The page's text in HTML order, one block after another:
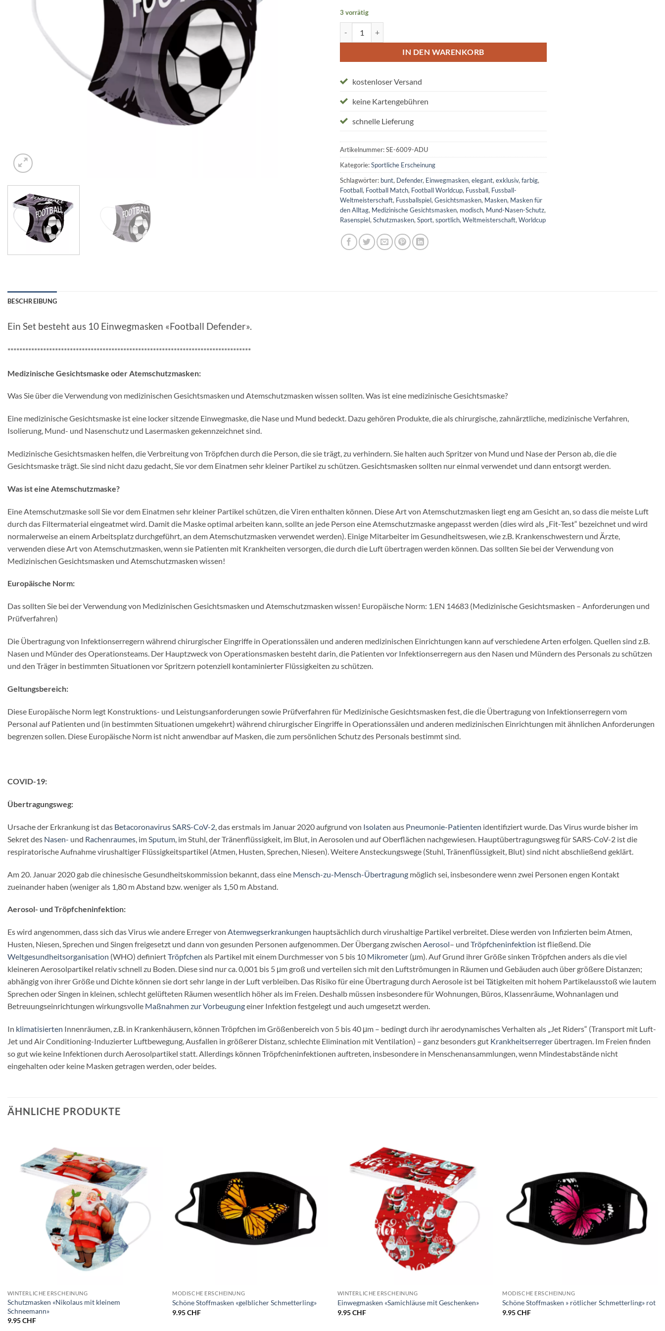
3 vorrätig
IN DEN WARENKORB
kostenloser Versand
keine Kartengebühren
schnelle Lieferung
Artikelnummer:SE-6009-ADU
Kategorie:Sportliche Erscheinung
Schlagwörter: bunt, Defender, Einwegmasken, elegant, exklusiv, farbig,
Football, Football Match, Football Worldcup, Fussball, Fussball-
Weltmeisterschaft, Fussballspiel, Gesichtsmasken, Masken, Masken für
den Alltag, Medizinische Gesichtsmasken, modisch, Mund-Nasen-Schutz,
Rasenspiel, Schutzmasken, Sport, sportlich, Weltmeisterschaft, Worldcup
BESCHREIBUNG
Ein Set besteht aus 10 Einwegmasken «Football Defender».
**********************************************************************************
Medizinische Gesichtsmaske oder Atemschutzmasken:
Was Sie über die Verwendung von medizinischen Gesichtsmasken und Atemschutzmasken wissen sollten. Was ist eine medizinische Gesichtsmaske?
Eine medizinische Gesichtsmaske ist eine locker sitzende Einwegmaske, die Nase und Mund bedeckt. Dazu gehören Produkte, die als chirurgische, zahnärztliche, medizinische Verfahren,
Isolierung, Mund- und Nasenschutz und Lasermasken gekennzeichnet sind.
Medizinische Gesichtsmasken helfen, die Verbreitung von Tröpfchen durch die Person, die sie trägt, zu verhindern. Sie halten auch Spritzer von Mund und Nase der Person ab, die die
Gesichtsmaske trägt. Sie sind nicht dazu gedacht, Sie vor dem Einatmen sehr kleiner Partikel zu schützen. Gesichtsmasken sollten nur einmal verwendet und dann entsorgt werden.
Was ist eine Atemschutzmaske?
Eine Atemschutzmaske soll Sie vor dem Einatmen sehr kleiner Partikel schützen, die Viren enthalten können. Diese Art von Atemschutzmasken liegt eng am Gesicht an, so dass die meiste Luft
durch das Filtermaterial eingeatmet wird. Damit die Maske optimal arbeiten kann, sollte an jede Person eine Atemschutzmaske angepasst werden (dies wird als „Fit-Test“ bezeichnet und wird
normalerweise an einem Arbeitsplatz durchgeführt, an dem Atemschutzmasken verwendet werden). Einige Mitarbeiter im Gesundheitswesen, wie z.B. Krankenschwestern und Ärzte,
verwenden diese Art von Atemschutzmasken, wenn sie Patienten mit Krankheiten versorgen, die durch die Luft übertragen werden können. Das sollten Sie bei der Verwendung von
Medizinischen Gesichtsmasken und Atemschutzmasken wissen!
Europäische Norm:
Das sollten Sie bei der Verwendung von Medizinischen Gesichtsmasken und Atemschutzmasken wissen! Europäische Norm: 1.EN 14683 (Medizinische Gesichtsmasken – Anforderungen und
Prüfverfahren)
Die Übertragung von Infektionserregern während chirurgischer Eingriffe in Operationssälen und anderen medizinischen Einrichtungen kann auf verschiedene Arten erfolgen. Quellen sind z.B.
Nasen und Münder des Operationsteams. Der Hauptzweck von Operationsmasken besteht darin, die Patienten vor Infektionserregern aus den Nasen und Mündern des Personals zu schützen
und den Träger in bestimmten Situationen vor Spritzern potenziell kontaminierter Flüssigkeiten zu schützen.
Geltungsbereich:
Diese Europäische Norm legt Konstruktions- und Leistungsanforderungen sowie Prüfverfahren für Medizinische Gesichtsmasken fest, die die Übertragung von Infektionserregern vom
Personal auf Patienten und (in bestimmten Situationen umgekehrt) während chirurgischer Eingriffe in Operationssälen und anderen medizinischen Einrichtungen mit ähnlichen Anforderungen
begrenzen sollen. Diese Europäische Norm ist nicht anwendbar auf Masken, die zum persönlichen Schutz des Personals bestimmt sind.
COVID-19:
Übertragungsweg:
Ursache der Erkrankung ist das Betacoronavirus SARS-CoV-2 , das erstmals im Januar 2020 aufgrund von Isolaten aus Pneumonie-Patienten identifiziert wurde. Das Virus wurde bisher im
Sekret des Nasen- und Rachenraumes , im Sputum , im Stuhl, der Tränenflüssigkeit, im Blut, in Aerosolen und auf Oberflächen nachgewiesen. Hauptübertragungsweg für SARS-CoV-2 ist die
respiratorische Aufnahme virushaltiger Flüssigkeitspartikel (Atmen, Husten, Sprechen, Niesen). Weitere Ansteckungswege (Stuhl, Tränenflüssigkeit, Blut) sind nicht abschließend geklärt.
Am 20. Januar 2020 gab die chinesische Gesundheitskommission bekannt, dass eine Mensch-zu-Mensch-Übertragung möglich sei, insbesondere wenn zwei Personen engen Kontakt
zueinander haben (weniger als 1,80 m Abstand bzw. weniger als 1,50 m Abstand.
Aerosol- und Tröpfcheninfektion:
Es wird angenommen, dass sich das Virus wie andere Erreger von Atemwegserkrankungen hauptsächlich durch virushaltige Partikel verbreitet. Diese werden von Infizierten beim Atmen,
Husten, Niesen, Sprechen und Singen freigesetzt und dann von gesunden Personen aufgenommen. Der Übergang zwischen Aerosol– und Tröpfcheninfektion ist fließend. Die
Weltgesundheitsorganisation (WHO) definiertTröpfchen als Partikel mit einem Durchmesser von 5 bis 10 Mikrometer (μm). Auf Grund ihrer Größe sinken Tröpfchen anders als die viel
kleineren Aerosolpartikel relativ schnell zu Boden. Diese sind nur ca. 0,001 bis 5 μm groß und verteilen sich mit den Luftströmungen in Räumen und Gebäuden auch über größere Distanzen;
abhängig von ihrer Größe und Dichte können sie dort sehr lange in der Luft verbleiben. Das Risiko für eine Übertragung durch Aerosole ist bei Tätigkeiten mit hohem Partikelausstoß wie lautem
Sprechen oder Singen in kleinen, schlecht gelüfteten Räumen wesentlich höher als im Freien. Deshalb müssen insbesondere für Wohnungen, Büros, Klassenräume, Wohnanlagen und
Betreuungseinrichtungen wirkungsvolle Maßnahmen zur Vorbeugungeiner Infektion festgelegt und auch umgesetzt werden.
In klimatisierten Innenräumen, z.B. in Krankenhäusern, können Tröpfchen im Größenbereich von 5 bis 40 μm – bedingt durch ihr aerodynamisches Verhalten als „Jet Riders“ (Transport mit Luft-
Jet und Air Conditioning-Induzierter Luftbewegung, Ausfallen in größerer Distanz, schlechte Elimination mit Ventilation) – ganz besonders gut Krankheitserreger übertragen. Im Freien finden
so gut wie keine Infektionen durch Aerosolpartikel statt. Allerdings können Tröpfcheninfektionen auftreten, insbesondere in Menschenansammlungen, wenn Mindestabstände nicht
eingehalten oder keine Masken getragen werden, oder beides.
ÄHNLICHE PRODUKTE
WINTERLICHE ERSCHEINUNG
Schutzmasken «Nikolaus mit kleinem
Schneemann»
9.95CHF
MODISCHE ERSCHEINUNG
Schöne Stoffmasken «gelblicher Schmetterling»
9.95CHF
WINTERLICHE ERSCHEINUNG
Einwegmasken «Samichläuse mit Geschenken»
9.95CHF
MODISCHE ERSCHEINUNG
Schöne Stoffmasken » rötlicher Schmetterling» rot
9.95CHF